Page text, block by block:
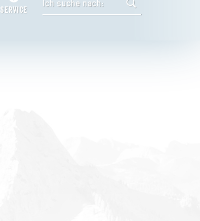
SERVICE